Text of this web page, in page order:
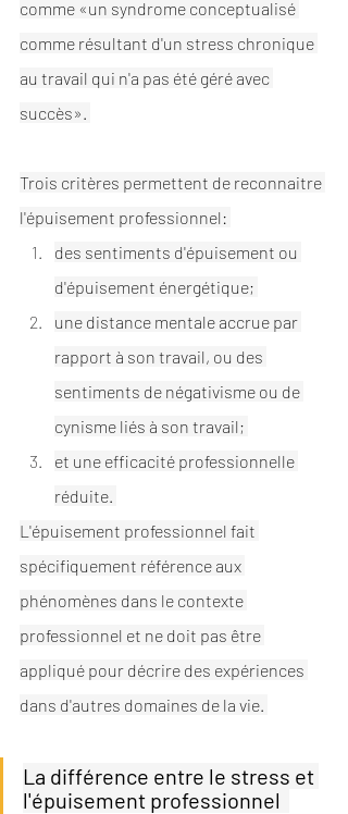
comme «un syndrome conceptualisé
comme résultant d'un stress chronique
au travail qui n'a pas été géré avec
succès».
Trois critères permettent de reconnaitre
l'épuisement professionnel:
des sentiments d'épuisement ou
d'épuisement énergétique;
une distance mentale accrue par
rapport à son travail, ou des
sentiments de négativisme ou de
cynisme liés à son travail;
et une efficacité professionnelle
réduite.
L'épuisement professionnel fait
spécifiquement référence aux
phénomènes dans le contexte
professionnel et ne doit pas être
appliqué pour décrire des expériences
dans d'autres domaines de la vie.
La différence entre le stress et
l'épuisement professionnel